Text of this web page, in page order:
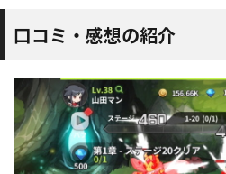
口コミ・感想の紹介